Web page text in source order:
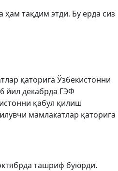
тақдим этди. Бу ерда сиз
қаторига Ўзбекистонни
йил декабрда ГЭФ
қабул қилиш
мамлакатлар қаторига
ташриф буюрди.